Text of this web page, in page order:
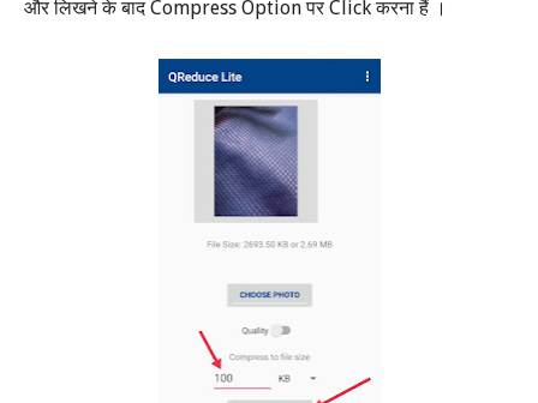
और लिखने के बादCompress Optionपर Clickकरना हैं ।